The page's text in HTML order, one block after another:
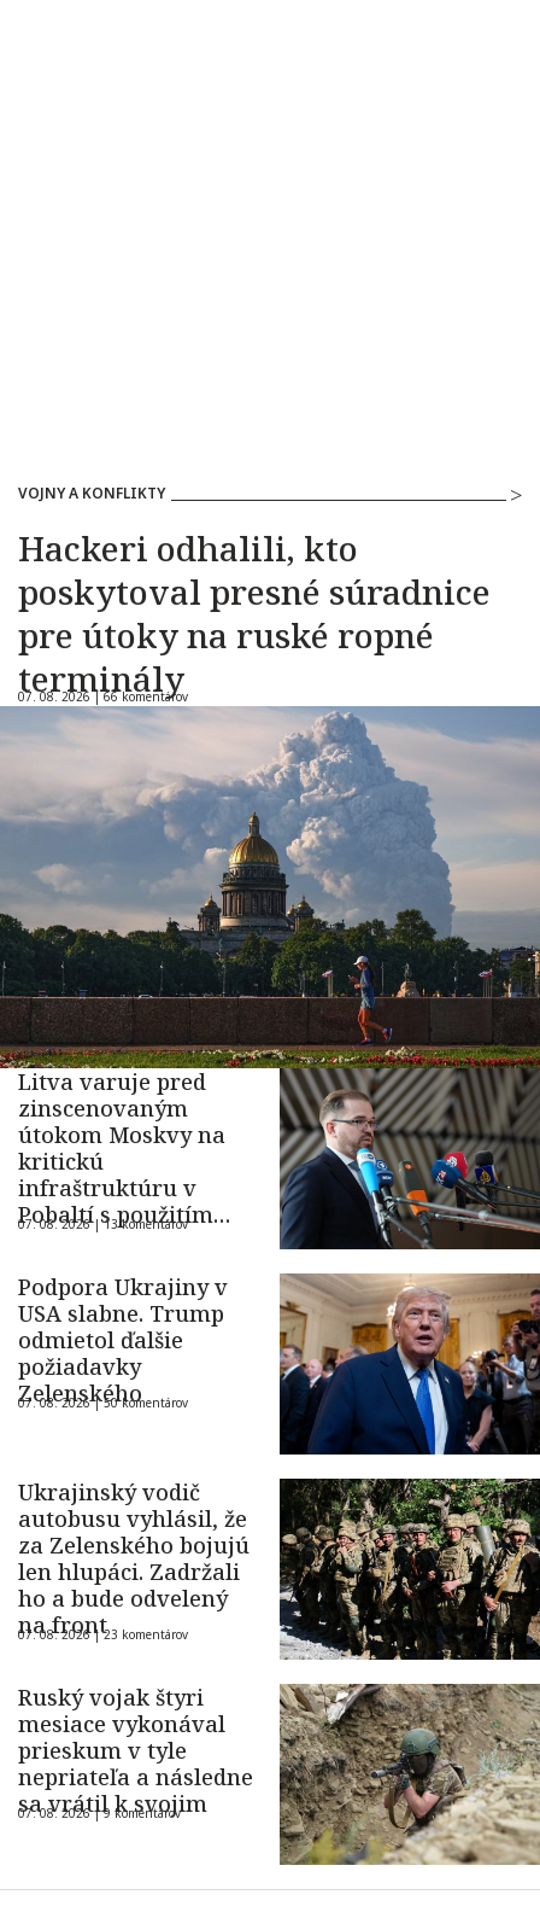
VOJNY A KONFLIKTY
Hackeri odhalili, kto
poskytoval presné súradnice
pre útoky na ruské ropné
terminály
07. 08. 2026 |66 komentárov
Litva varuje pred
zinscenovaným
útokom Moskvy na
kritickú
infraštruktúru v
Pobaltí s použitím
ukrajinského dronu
07. 08. 2026 |13 komentárov
Podpora Ukrajiny v
USA slabne. Trump
odmietol ďalšie
požiadavky
Zelenského
07. 08. 2026 |50 komentárov
Ukrajinský vodič
autobusu vyhlásil, že
za Zelenského bojujú
len hlupáci. Zadržali
ho a bude odvelený
na front
07. 08. 2026 |23 komentárov
Ruský vojak štyri
mesiace vykonával
prieskum v tyle
nepriateľa a následne
sa vrátil k svojim
07. 08. 2026 |9 komentárov